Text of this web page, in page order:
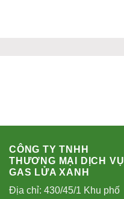
CÔNG TY TNHH
THƯƠNG MẠI DỊCH VỤ
GAS LỬA XANH
Địa chỉ: 430/45/1 Khu phố